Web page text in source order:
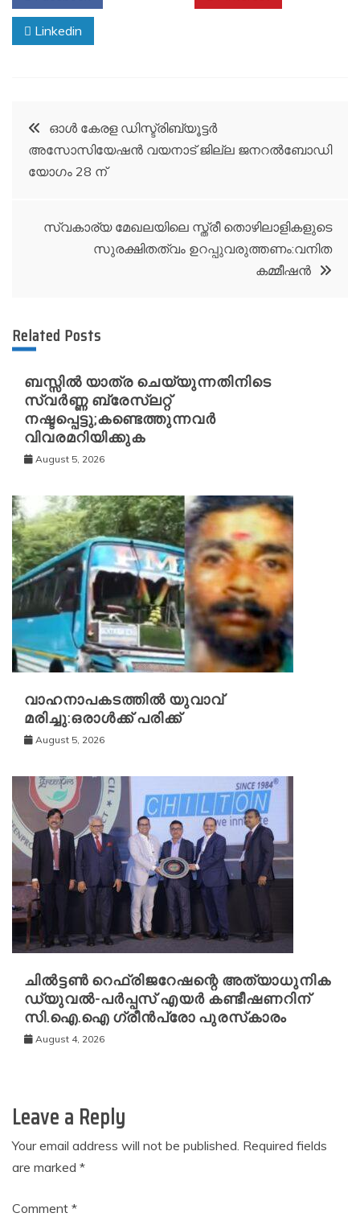
Linkedin
Post
navigation
ഓൾ കേരള ഡിസ്ട്രിബ്യൂട്ടർ
അസോസിയേഷൻ വയനാട് ജില്ല ജനറൽബോഡി
യോഗം 28 ന്
സ്വകാര്യ മേഖലയിലെ സ്ത്രീ തൊഴിലാളികളുടെ
സുരക്ഷിതത്വം ഉറപ്പുവരുത്തണം:വനിത
കമ്മീഷൻ
Related Posts
ബസ്സിൽ യാത്ര ചെയ്യുന്നതിനിടെ
സ്വർണ്ണ ബ്രേസ്‌ലറ്റ്
നഷ്ടപ്പെട്ടു;കണ്ടെത്തുന്നവർ
വിവരമറിയിക്കുക
August 5, 2026
വാഹനാപകടത്തിൽ യുവാവ്
മരിച്ചു:ഒരാൾക്ക് പരിക്ക്
August 5, 2026
ചിൽട്ടൺ റെഫ്രിജറേഷന്റെ അത്യാധുനിക
ഡ്യുവൽ-പർപ്പസ് എയർ കണ്ടീഷണറിന്
സി.ഐ.ഐ ഗ്രീൻപ്രോ പുരസ്‌കാരം
August 4, 2026
Leave a Reply
Your email address will not be published. Required fields
are marked *
Comment *